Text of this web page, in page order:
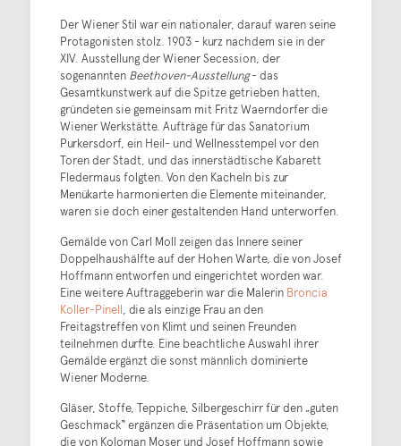
Der Wiener Stil war ein nationaler, darauf waren seine
Protagonisten stolz. 1903 - kurz nachdem sie in der
XIV. Ausstellung der Wiener Secession, der
sogenannten Beethoven-Ausstellung- das
Gesamtkunstwerk auf die Spitze getrieben hatten,
gründeten sie gemeinsam mit Fritz Waerndorfer die
Wiener Werkstätte. Aufträge für das Sanatorium
Purkersdorf, ein Heil- und Wellnesstempel vor den
Toren der Stadt, und das innerstädtische Kabarett
Fledermaus folgten. Von den Kacheln bis zur
Menükarte harmonierten die Elemente miteinander,
waren sie doch einer gestaltenden Hand unterworfen.
Gemälde von Carl Moll zeigen das Innere seiner
Doppelhaushälfte auf der Hohen Warte, die von Josef
Hoffmann entworfen und eingerichtet worden war.
Eine weitere Auftraggeberin war die Malerin Broncia
Koller-Pinell, die als einzige Frau an den
Freitagstreffen von Klimt und seinen Freunden
teilnehmen durfte. Eine beachtliche Auswahl ihrer
Gemälde ergänzt die sonst männlich dominierte
Wiener Moderne.
Gläser, Stoffe, Teppiche, Silbergeschirr für den „guten
Geschmack“ ergänzen die Präsentation um Objekte,
die von Koloman Moser und Josef Hoffmann sowie